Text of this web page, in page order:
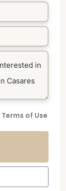
Terms of Use